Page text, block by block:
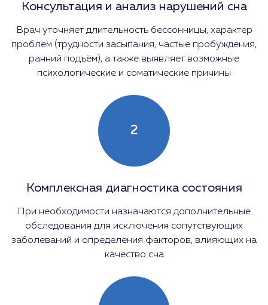
Консультация и анализ нарушений сна
Врач уточняет длительность бессонницы, характер
проблем (трудности засыпания, частые пробуждения,
ранний подъём), а также выявляет возможные
психологические и соматические причины
2
Комплексная диагностика состояния
При необходимости назначаются дополнительные
обследования для исключения сопутствующих
заболеваний и определения факторов, влияющих на
качество сна